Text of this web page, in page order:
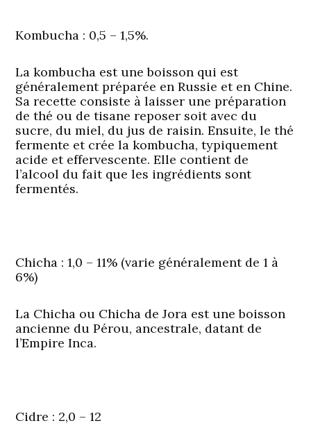
Kombucha : 0,5 – 1,5%.
La kombucha est une boisson qui est
généralement préparée en Russie et en Chine.
Sa recette consiste à laisser une préparation
de thé ou de tisane reposer soit avec du
sucre, du miel, du jus de raisin. Ensuite, le thé
fermente et crée la kombucha, typiquement
acide et effervescente. Elle contient de
l’alcool du fait que les ingrédients sont
fermentés.
Chicha : 1,0 – 11% (varie généralement de 1 à
6%)
La Chicha ou Chicha de Jora est une boisson
ancienne du Pérou, ancestrale, datant de
l’Empire Inca.
Cidre : 2,0 – 12